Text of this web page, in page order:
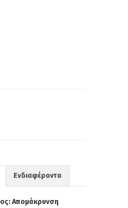
Ενδιαφέροντα
Απομάκρυνση